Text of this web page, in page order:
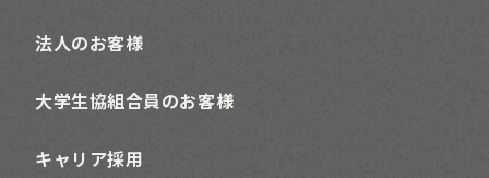
法人のお客様
大学生協組合員のお客様
キャリア採用